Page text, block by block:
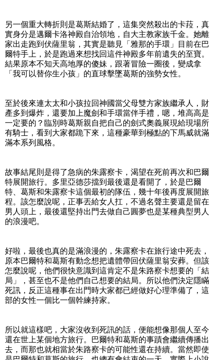
另一個重大轉折則是葛斯結婚了，這集突然殺出的卡菈，真
實身分是邁爾卡洛神殿自治領地，自大主教家族千金。她離
家出走跑到伏薩里翁，其實是聽見「雅那的手環」目前在巴
爾特手上，於是跑過來想找回這件神殿多年前遺失的至寶。
結果原本不知天高地厚的傻妹，跟著冒險一圈後，變成拿
「我可以替你生小孩」的直球擊墜葛斯的強勢女性。
至於後來連太太和小孩拉回神國當父母雙方家族繼承人，財
產多到爆炸，還要加上魔劍和手環當伴手禮，嗯，堆高高是
一定要的？臨別時葛斯親自把自己的劍式奧義展現給現場所
有騎士，看到大家都跪下來，這種豪華到極點的下馬威就滿
滿本系列風格。
故事結尾則是得了急病的朱露察卡，渴望在死前再次和巴爾
特展開旅行。多里亞德莎擋到最後還是看開了，於是巴爾
特、葛斯和朱露察卡這個最初的隊伍，幾十年後再度展開旅
程。該怎麼說呢，正事丟給女人扛，不過名聲主要還是留在
男人頭上，最後還堅持出門去做自己圓夢也是某種典型男人
的浪漫吧。
好啦，最後也真的是滿浪漫的，朱露察卡在旅行途中死去，
原本巴爾特和葛斯有動念想把遺體帶回伏薩里翁安葬。但該
怎麼說呢，他們很快意識到這肯定不是朱路察卡想要的「結
局」，甚至也不是他們自己想要的結局。所以他們決定隱瞞
死訊，反正這種事在出門時大家都已經做好心理準備了，這
部的女性一個比一個幹練持家。
所以就這樣吧，大家沒收到死訊的話，便能想像那個人至今
還在世上某個地方旅行。巴爾特和葛斯的事蹟會繼續傳播出
去，而那也就相當於朱路察卡的可能性還在持續。當然即使